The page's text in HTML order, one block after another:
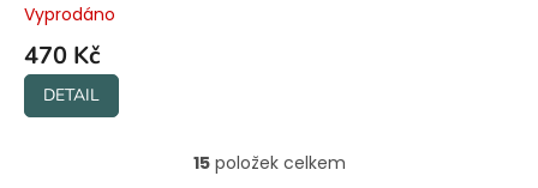
Vyprodáno
470 Kč
DETAIL
O
15položek celkem